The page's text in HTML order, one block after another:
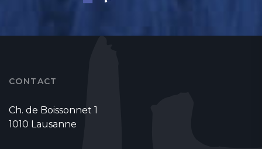
CONTACT
Ch. de Boissonnet 1
1010 Lausanne